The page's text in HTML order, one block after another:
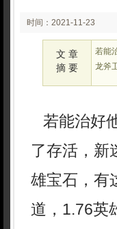
时间：2021-11-23
02:11
文 章
摘 要
若能
龙斧
若能治好
了存活，新
雄宝石，有
道，1.76英